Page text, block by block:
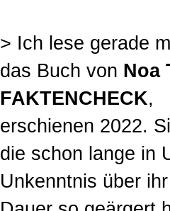
> Ich lese gerade
das Buch von Noa
FAKTENCHECK,
erschienen 2022.
die schon lange in
Unkenntnis über